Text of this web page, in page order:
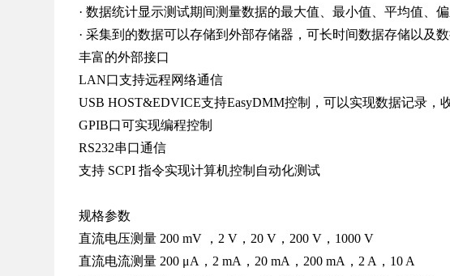
· 数据统计显示测试期间测量数据的最大值、最小值、平均值、
· 采集到的数据可以存储到外部存储器，可长时间数据存储以及
丰富的外部接口
LAN口支持远程网络通信
USB HOST&EDVICE支持EasyDMM控制，可以实现数据记录，
GPIB口可实现编程控制
RS232串口通信
支持 SCPI 指令实现计算机控制自动化测试
规格参数
直流电压测量 200 mV ，2 V，20 V，200 V，1000 V
直流电流测量 200 μA，2 mA，20 mA，200 mA，2 A，10 A